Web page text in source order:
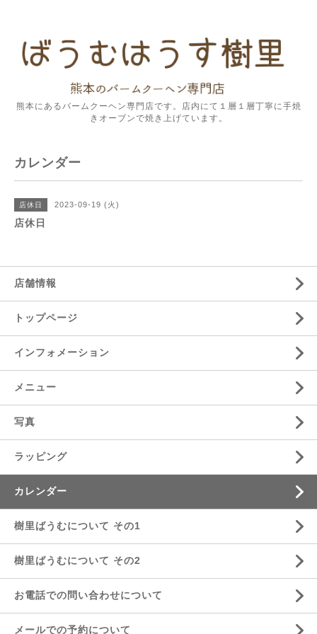
熊本にあるバームクーヘン専門店です。店内にて１層１層丁寧に手焼
きオーブンで焼き上げています。
カレンダー
店休日 2023-09-19 (火)
店休日
店舗情報
トップページ
インフォメーション
メニュー
写真
ラッピング
カレンダー
樹里ばうむについて その1
樹里ばうむについて その2
お電話での問い合わせについて
メールでの予約について